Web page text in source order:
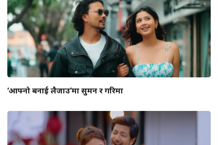
‘आफ्नो बनाई लैजाउ’मा सुमन र गरिमा